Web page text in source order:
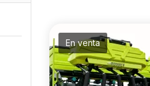
En venta